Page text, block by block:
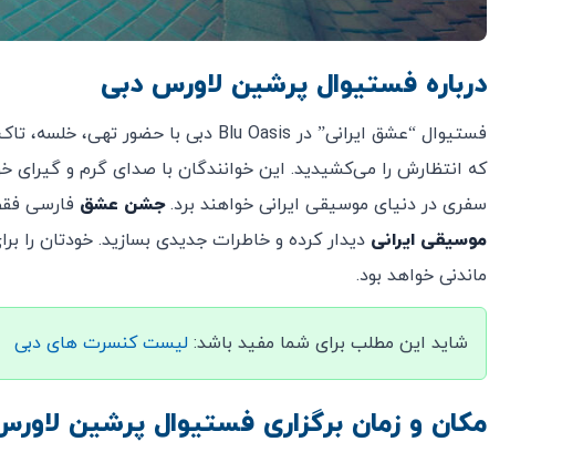
درباره فستیوال پرشین لاورس دبی
که انتظارش را می‌کشیدید. این خوانندگان با صدای گرم و گیرای
سفری در دنیای موسیقی ایرانی خواهند برد.جشن عشق فارسی
موسیقی ایرانی دیدار کرده و خاطرات جدیدی بسازید. خودتان
ماندنی خواهد بود.
شاید این مطلب برای شما مفید باشد: لیست کنسرت های دبی
مکان و زمان برگزاری فستیوال پرشین